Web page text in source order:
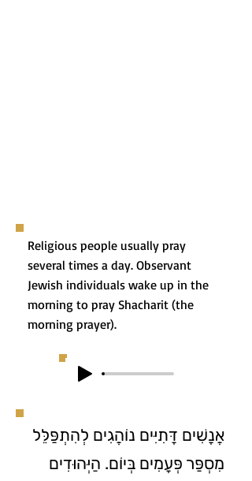
Religious people usually pray
several times a day. Observant
Jewish individuals wake up in the
morning to pray Shacharit (the
morning prayer).
אֲנָשִׁים דָּתִיִּים נוֹהֲגִים לְהִתְפַּלֵּל
מִסְפַּר פְּעָמִים בְּיוֹם. הַיְּהוּדִים